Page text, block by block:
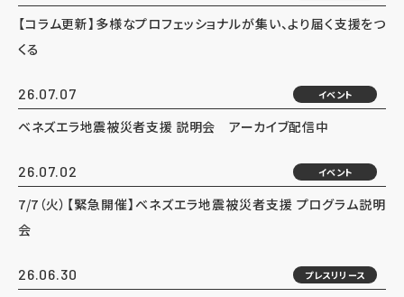
【コラム更新】多様なプロフェッショナルが集い、より届く支援をつ
くる
26.07.07 イベント
ベネズエラ地震被災者支援 説明会 アーカイブ配信中
26.07.02 イベント
7/7（火）【緊急開催】ベネズエラ地震被災者支援 プログラム説明
会
26.06.30 プレスリリース